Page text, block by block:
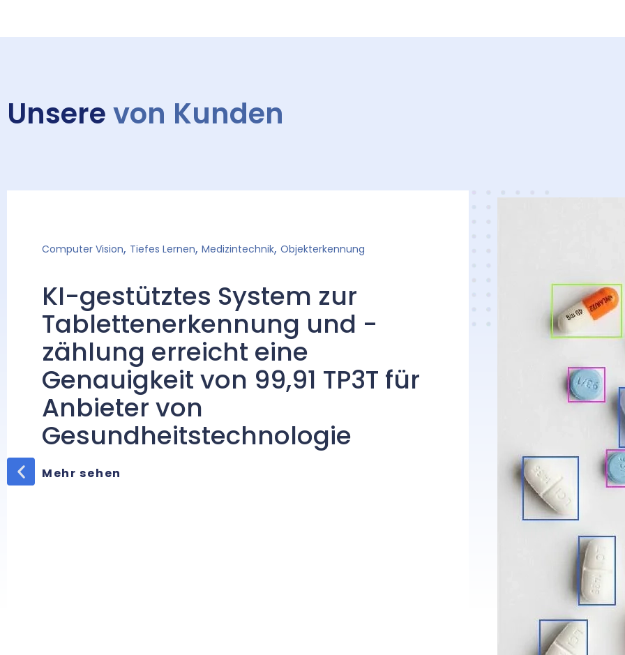
Unserevon Kunden
Computer Vision, Tiefes Lernen, Medizintechnik, Objekterkennung
KI-gestütztes System zur
Tablettenerkennung und -
zählung erreicht eine
Genauigkeit von 99,91 TP3T für
Anbieter von
Gesundheitstechnologie
Mehr sehen